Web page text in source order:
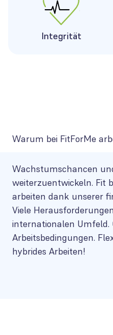
Integrität
Warum bei FitForMe
Wachstumschancen
weiterzuentwickeln. Fit
arbeiten dank unserer
Viele
internationalen Umfeld.
Arbeitsbedingungen.
hybrides Arbeiten!